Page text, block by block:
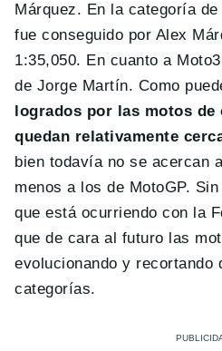
Márquez. En la categoría
fue conseguido por Alex
1:35,050. En cuanto a
de Jorge Martín. Como
logrados por las motos de
quedan relativamente
bien todavía no se acercan
menos a los de MotoGP.
que está ocurriendo con la
que de cara al futuro las
evolucionando y recortando
categorías.